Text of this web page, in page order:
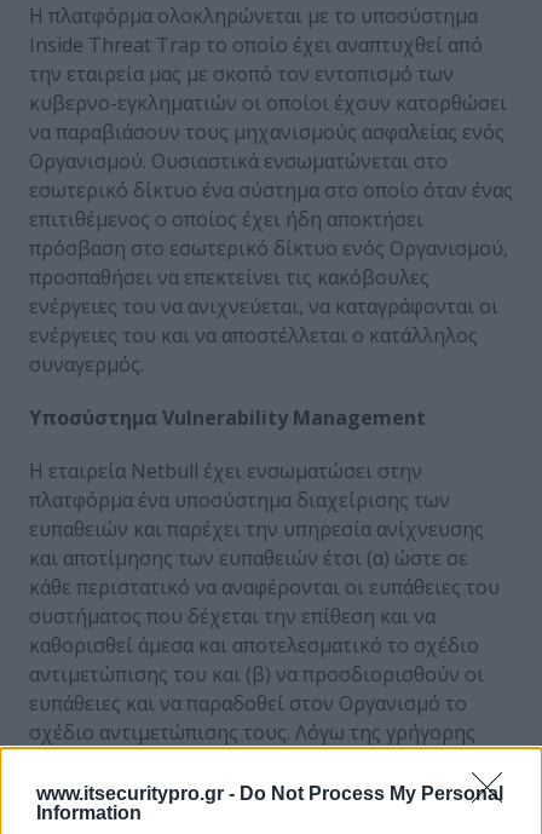
www.itsecuritypro.gr - Do Not Process My Personal
Information
H πλατφόρμα ολοκληρώνεται με το υποσύστημα
Inside Threat Trap το οποίο έχει αναπτυχθεί από
την εταιρεία μας με σκοπό τον εντοπισμό των
κυβερνο-εγκληματιών οι οποίοι έχουν κατορθώσει
να παραβιάσουν τους μηχανισμούς ασφαλείας ενός
Οργανισμού. Ουσιαστικά ενσωματώνεται στο
εσωτερικό δίκτυο ένα σύστημα στο οποίο όταν ένας
επιτιθέμενος ο οποίος έχει ήδη αποκτήσει
πρόσβαση στο εσωτερικό δίκτυο ενός Οργανισμού,
προσπαθήσει να επεκτείνει τις κακόβουλες
ενέργειες του να ανιχνεύεται, να καταγράφονται οι
ενέργειες του και να αποστέλλεται ο κατάλληλος
συναγερμός.
Yποσύστημα Vulnerability Management
H εταιρεία Netbull έχει ενσωματώσει στην
πλατφόρμα ένα υποσύστημα διαχείρισης των
ευπαθειών και παρέχει την υπηρεσία ανίχνευσης
και αποτίμησης των ευπαθειών έτσι (α) ώστε σε
κάθε περιστατικό να αναφέρονται οι ευπάθειες του
συστήματος που δέχεται την επίθεση και να
καθορισθεί άμεσα και αποτελεσματικό το σχέδιο
αντιμετώπισης του και (β) να προσδιορισθούν οι
ευπάθειες και να παραδοθεί στον Οργανισμό το
σχέδιο αντιμετώπισης τους. Λόγω της γρήγορης
αυτοί πραγματοποιούνται σε εξαμηνιαία βάση ή ad-
hoc όταν παρουσιαστεί ανάγκη όπως εγκατάσταση